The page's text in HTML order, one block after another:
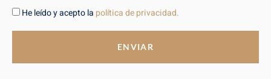
He leído y acepto la política de privacidad.
ENVIAR